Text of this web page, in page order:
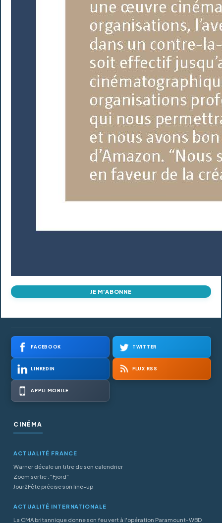
JE M'ABONNE
FACEBOOK TWITTER
LINKEDIN FLUX RSS
APPLI MOBILE
CINÉMA
ACTUALITÉ FRANCE
Warner décale un titre de son calendrier
Zoom sortie : "Fjord"
Jour2Fête précise son line-up
ACTUALITÉ INTERNATIONALE
La CMA britannique donne son feu vert à l'opération Paramount-WBD